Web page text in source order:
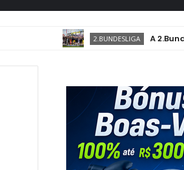
2.BUNDESLIGA A 2.Bundesliga